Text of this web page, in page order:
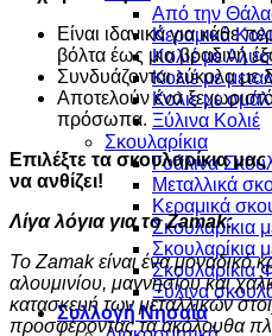
Από την
Κεραμικά
Κολιέ με
Κολιέ με
Κολιε με
Ξύλινα Κολιέ
Σκουλαρίκια
Γυάλινα
Μεταλλικά
Κεραμικά
Σκουλαρίκια
Σκουλαρίκια
Σκουλαρίκια
Ξύλινα
Συλλογή Νησαία
Είναι ιδανικά για κάθε
βόλτα έως μια βραδινή
Συνδυάζονται εύκολα με
Αποτελούν ένα
πρόσωπα.
Επιλέξτε τα σκουλαρίκια
να ανθίζει!
Λίγα λόγια για το Zamak:
Το Zamak είναι ένα μοναδικό
αλουμινίου, μαγνησίου και
κατασκευή των μεταλλικών
προσφέροντας τα ακόλουθα